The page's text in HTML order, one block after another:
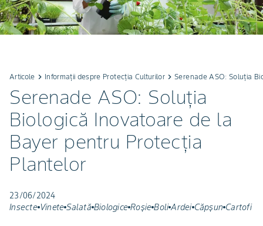
Articole keyboard_arrow_right Informații despre Protecția Culturilor keyboard_arrow_rightSerenade ASO: Soluția
Serenade ASO: Soluția
Biologică Inovatoare de la
Bayer pentru Protecția
Plantelor
23/06/2024
Insecte Vinete Salată Biologice Roșie Boli Ardei Căpșun Cartofi